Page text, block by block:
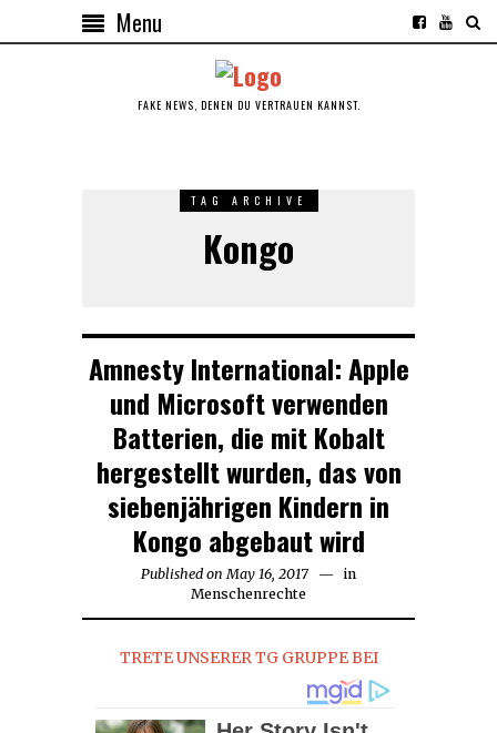
Menu
FAKE NEWS, DENEN DU VERTRAUEN KANNST.
TAG ARCHIVE
Kongo
Amnesty International: Apple
und Microsoft verwenden
Batterien, die mit Kobalt
hergestellt wurden, das von
siebenjährigen Kindern in
Kongo abgebaut wird
Published on May 16, 2017
in
Menschenrechte
TRETE UNSERER TG GRUPPE BEI